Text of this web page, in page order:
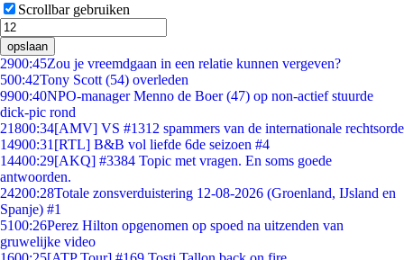
Scrollbar gebruiken
opslaan
2900:45Zou je vreemdgaan in een relatie kunnen vergeven?
500:42Tony Scott (54) overleden
9900:40NPO-manager Menno de Boer (47) op non-actief stuurde
dick-pic rond
21800:34[AMV] VS #1312 spammers van de internationale rechtsorde
14900:31 [RTL] B&B vol liefde 6de seizoen #4
14400:29[AKQ] #3384 Topic met vragen. En soms goede
antwoorden.
24200:28Totale zonsverduistering 12-08-2026 (Groenland, IJsland en
Spanje) #1
5100:26Perez Hilton opgenomen op spoed na uitzenden van
gruwelijke video